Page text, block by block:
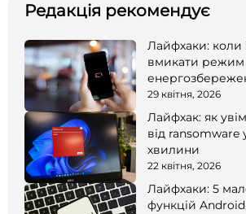
Редакція рекомендує
Лайфхаки: коли
вмикати режим
смартфоні
29 квітня, 2026
Лайфхак: як
від ransomware
хвилини
22 квітня, 2026
Лайфхаки: 5
функцій Android,